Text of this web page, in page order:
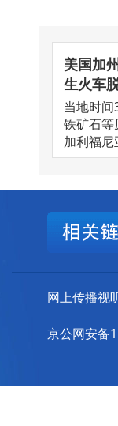
美国加
生火车
当地时
铁矿石等
加利福尼
网上传播视
京公网安备